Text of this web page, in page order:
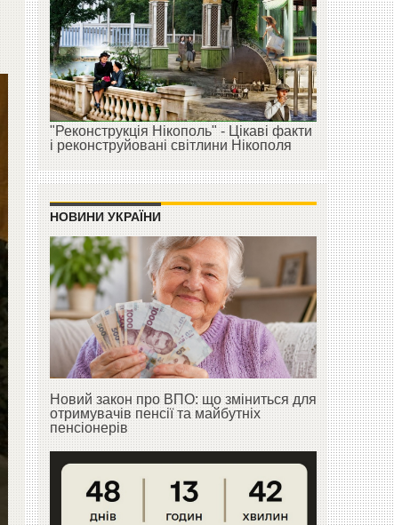
"Реконструкція Нікополь" - Цікаві факти
і реконструйовані світлини Нікополя
НОВИНИ УКРАЇНИ
Новий закон про ВПО: що зміниться для
отримувачів пенсії та майбутніх
пенсіонерів